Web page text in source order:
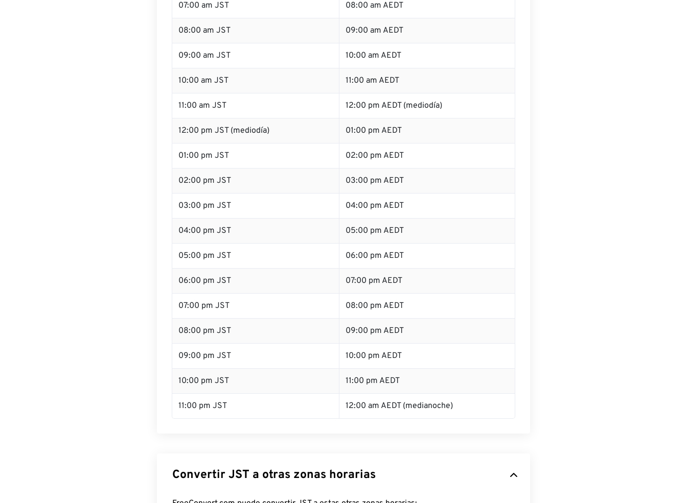
07:00 am JST 08:00 am AEDT
08:00 am JST 09:00 am AEDT
09:00 am JST 10:00 am AEDT
10:00 am JST 11:00 am AEDT
11:00 am JST 12:00 pm AEDT (mediodía)
12:00 pm JST (mediodía) 01:00 pm AEDT
01:00 pm JST 02:00 pm AEDT
02:00 pm JST 03:00 pm AEDT
03:00 pm JST 04:00 pm AEDT
04:00 pm JST 05:00 pm AEDT
05:00 pm JST 06:00 pm AEDT
06:00 pm JST 07:00 pm AEDT
07:00 pm JST 08:00 pm AEDT
08:00 pm JST 09:00 pm AEDT
09:00 pm JST 10:00 pm AEDT
10:00 pm JST 11:00 pm AEDT
11:00 pm JST 12:00 am AEDT (medianoche)
Convertir JST a otras zonas horarias